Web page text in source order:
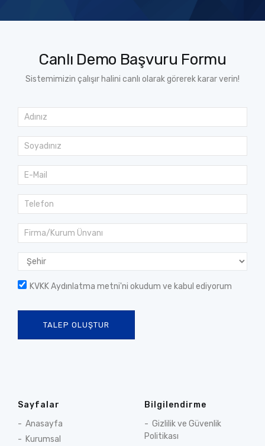
Canlı Demo Başvuru Formu
Sistemimizin çalışır halini canlı olarak görerek karar verin!
KVKK Aydınlatma metni'ni okudum ve kabul ediyorum
TALEP OLUŞTUR
Sayfalar
Anasayfa
Kurumsal
Bilgilendirme
Gizlilik ve Güvenlik
Politikası